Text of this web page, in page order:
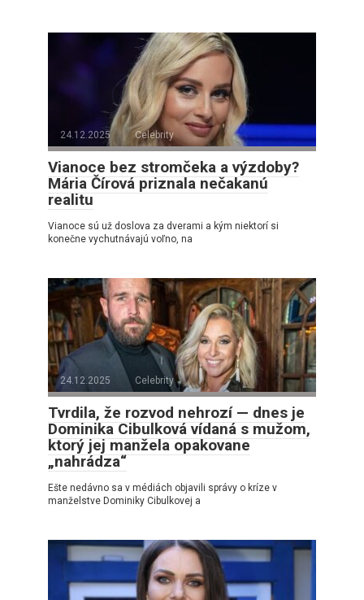
24.12.2025 Celebrity
Vianoce bez stromčeka a výzdoby?
Mária Čírová priznala nečakanú
realitu
Vianoce sú už doslova za dverami a kým niektorí si
konečne vychutnávajú voľno, na
24.12.2025 Celebrity
Tvrdila, že rozvod nehrozí — dnes je
Dominika Cibulková vídaná s mužom,
ktorý jej manžela opakovane
„nahrádza“
Ešte nedávno sa v médiách objavili správy o kríze v
manželstve Dominiky Cibulkovej a